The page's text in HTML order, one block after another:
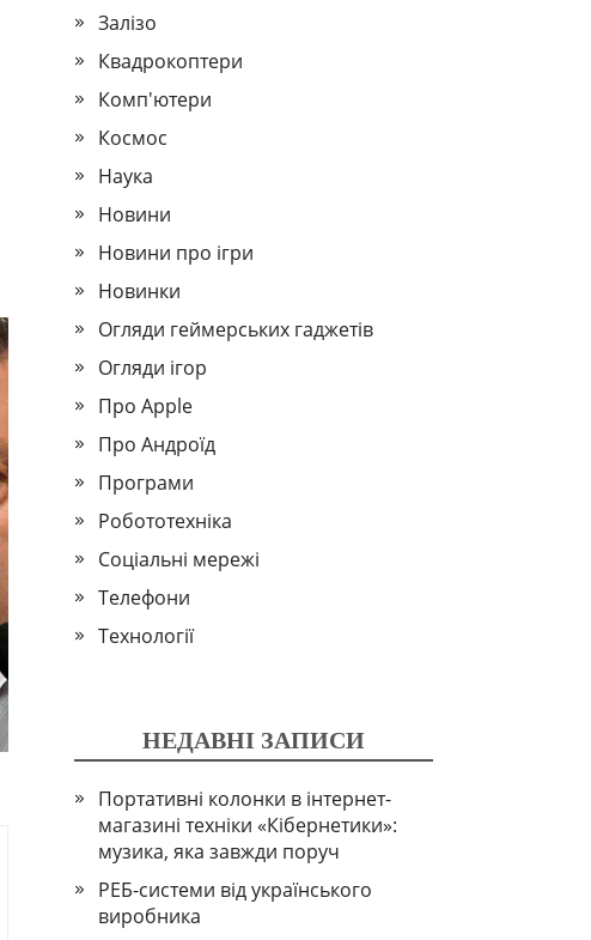
Залізо
Квадрокоптери
Комп'ютери
Космос
Наука
Новини
Новини про ігри
Новинки
Огляди геймерських гаджетів
Огляди ігор
Про Apple
Про Андроїд
Програми
Робототехніка
Соціальні мережі
Телефони
Технології
НЕДАВНІ ЗАПИСИ
Портативні колонки в інтернет-
магазині техніки «Кібернетики»:
музика, яка завжди поруч
РЕБ-системи від українського
виробника